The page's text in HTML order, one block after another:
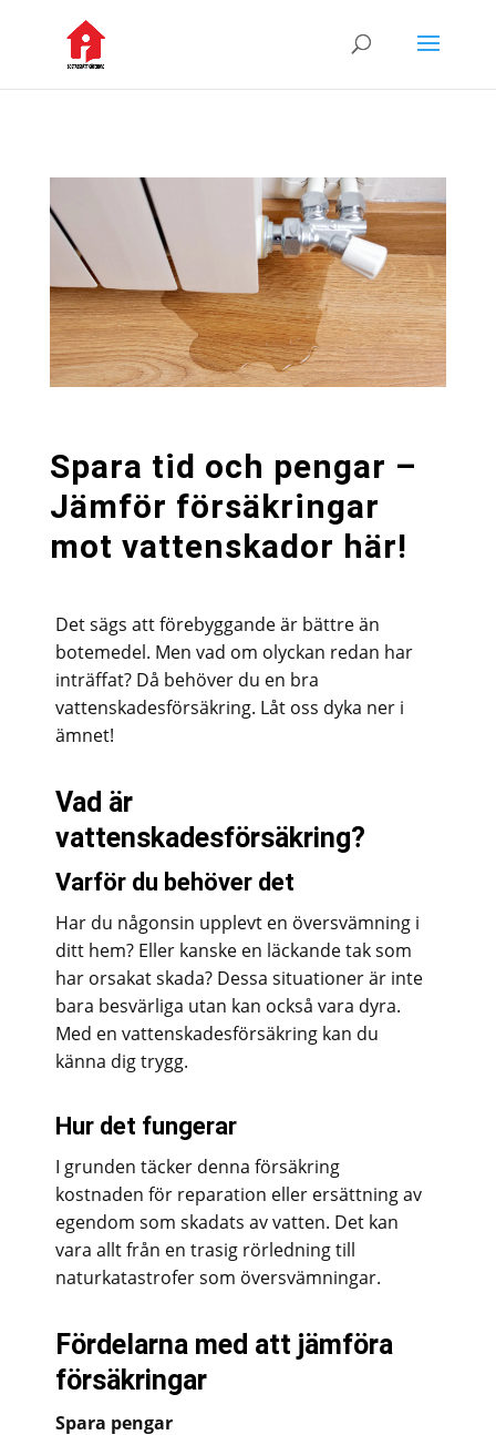
Spara tid och pengar –
Jämför försäkringar
mot vattenskador här!
Det sägs att förebyggande är bättre än
botemedel. Men vad om olyckan redan har
inträffat? Då behöver du en bra
vattenskadesförsäkring. Låt oss dyka ner i
ämnet!
Vad är
vattenskadesförsäkring?
Varför du behöver det
Har du någonsin upplevt en översvämning i
ditt hem? Eller kanske en läckande tak som
har orsakat skada? Dessa situationer är inte
bara besvärliga utan kan också vara dyra.
Med en vattenskadesförsäkring kan du
känna dig trygg.
Hur det fungerar
I grunden täcker denna försäkring
kostnaden för reparation eller ersättning av
egendom som skadats av vatten. Det kan
vara allt från en trasig rörledning till
naturkatastrofer som översvämningar.
Fördelarna med att jämföra
försäkringar
Spara pengar